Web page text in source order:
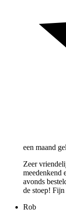
een maand
Zeer
meedenkend
avonds
de stoep!
Rob